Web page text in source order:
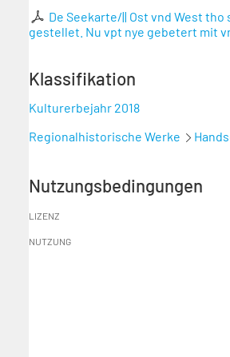
De Seekarte/|| Ost vnd West
gestellet. Nu vpt nye gebetert mit
Klassifikation
Kulturerbejahr 2018
Regionalhistorische Werke
Nutzungsbedingungen
LIZENZ
NUTZUNG